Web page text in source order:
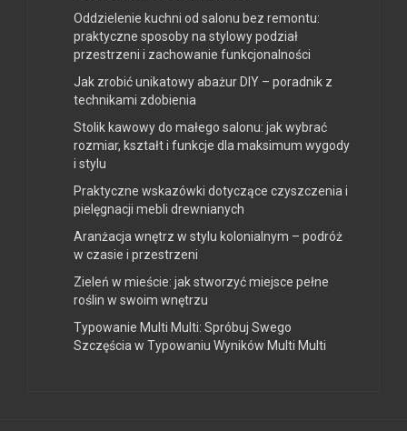
Oddzielenie kuchni od salonu bez remontu:
praktyczne sposoby na stylowy podział
przestrzeni i zachowanie funkcjonalności
Jak zrobić unikatowy abażur DIY – poradnik z
technikami zdobienia
Stolik kawowy do małego salonu: jak wybrać
rozmiar, kształt i funkcje dla maksimum wygody
i stylu
Praktyczne wskazówki dotyczące czyszczenia i
pielęgnacji mebli drewnianych
Aranżacja wnętrz w stylu kolonialnym – podróż
w czasie i przestrzeni
Zieleń w mieście: jak stworzyć miejsce pełne
roślin w swoim wnętrzu
Typowanie Multi Multi: Spróbuj Swego
Szczęścia w Typowaniu Wyników Multi Multi